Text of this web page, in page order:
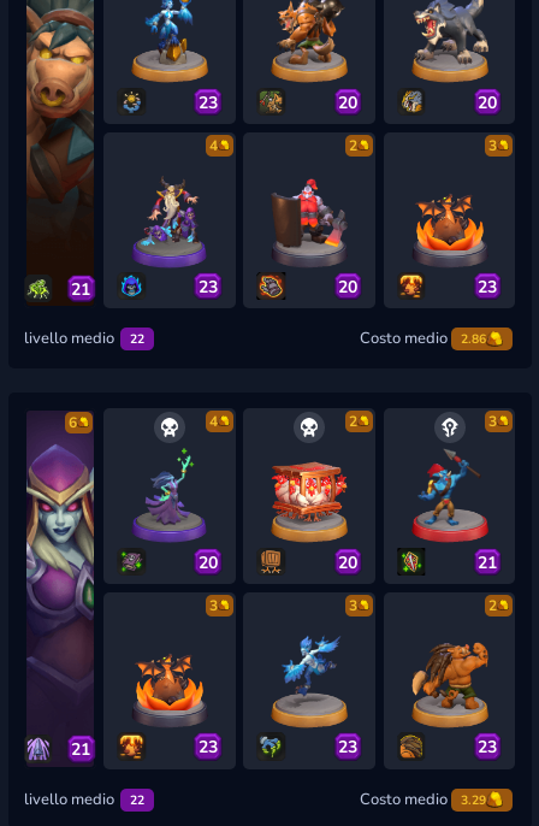
21
23 20 20
4
23
2
20
3
23
livello medio 22 Costo medio 2.86
6
21
4
20
2
20
3
21
3
23
3
23
2
23
livello medio 22 Costo medio 3.29